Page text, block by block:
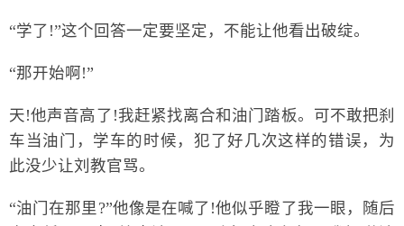
“学了!”这个回答一定要坚定，不能让他看出破绽。
“那开始啊!”
天!他声音高了!我赶紧找离合和油门踏板。可不敢把刹
车当油门，学车的时候，犯了好几次这样的错误，为
此没少让刘教官骂。
“油门在那里?”他像是在喊了!他似乎瞪了我一眼，随后